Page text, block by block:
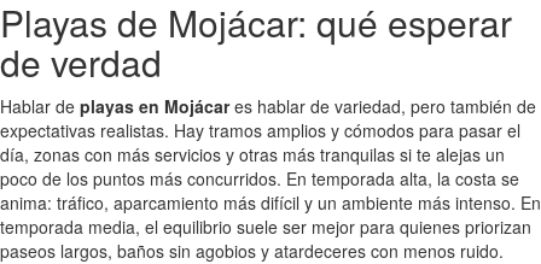
Playas de Mojácar: qué esperar
de verdad
Hablar de playas en Mojácares hablar de variedad, pero también de
expectativas realistas. Hay tramos amplios y cómodos para pasar el
día, zonas con más servicios y otras más tranquilas si te alejas un
poco de los puntos más concurridos. En temporada alta, la costa se
anima: tráfico, aparcamiento más difícil y un ambiente más intenso. En
temporada media, el equilibrio suele ser mejor para quienes priorizan
paseos largos, baños sin agobios y atardeceres con menos ruido.